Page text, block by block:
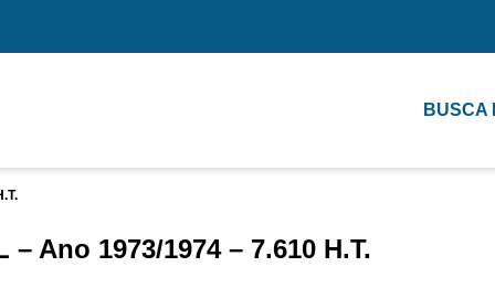
BUSCA
Ano 1973/1974 – 7.610 H.T.